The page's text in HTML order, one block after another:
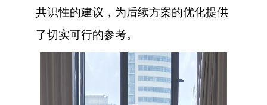
共识性的建议，为后续方案的优化提供
了切实可行的参考。